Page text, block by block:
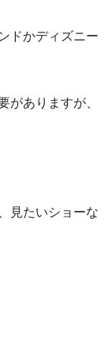
ドかディズニー
がありますが、
見たいショーな